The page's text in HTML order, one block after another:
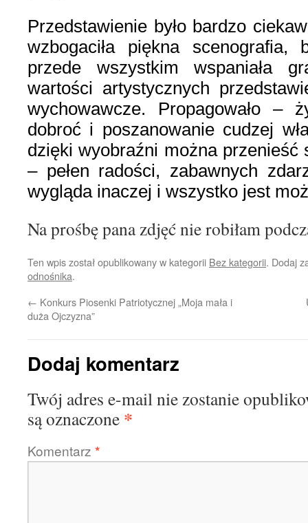
Przedstawienie było bardzo
wzbogaciła piękna scenografia,
przede wszystkim wspaniała
wartości artystycznych
wychowawcze. Propagowało –
dobroć i poszanowanie cudzej
dzięki wyobraźni można przenieść
– pełen radości, zabawnych
wygląda inaczej i wszystko jest
Na prośbę pana zdjęć nie robiłam
Ten wpis został opublikowany w kategorii Bez kategorii. Dodaj
odnośnika.
← Konkurs Piosenki Patriotycznej „Moja mała i
duża Ojczyzna”
Dodaj komentarz
Twój adres e-mail nie zostanie
są oznaczone *
Komentarz *